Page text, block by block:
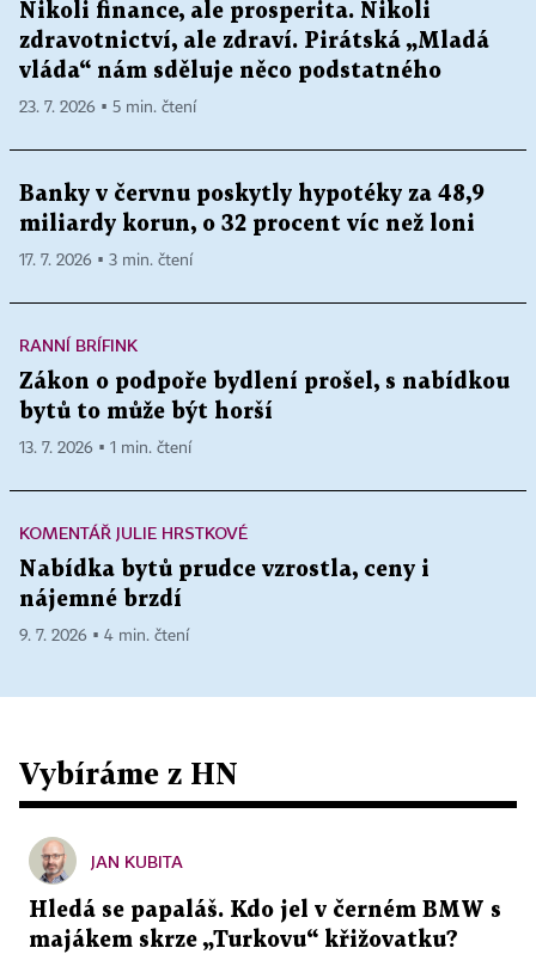
Nikoli finance, ale prosperita. Nikoli
zdravotnictví, ale zdraví. Pirátská „Mladá
vláda“ nám sděluje něco podstatného
23. 7. 2026 ▪ 5 min. čtení
Banky v červnu poskytly hypotéky za 48,9
miliardy korun, o 32 procent víc než loni
17. 7. 2026 ▪ 3 min. čtení
RANNÍ BRÍFINK
Zákon o podpoře bydlení prošel, s nabídkou
bytů to může být horší
13. 7. 2026 ▪ 1 min. čtení
KOMENTÁŘ JULIE HRSTKOVÉ
Nabídka bytů prudce vzrostla, ceny i
nájemné brzdí
9. 7. 2026 ▪ 4 min. čtení
Vybíráme z HN
JAN KUBITA
Hledá se papaláš. Kdo jel v černém BMW s
majákem skrze „Turkovu“ křižovatku?